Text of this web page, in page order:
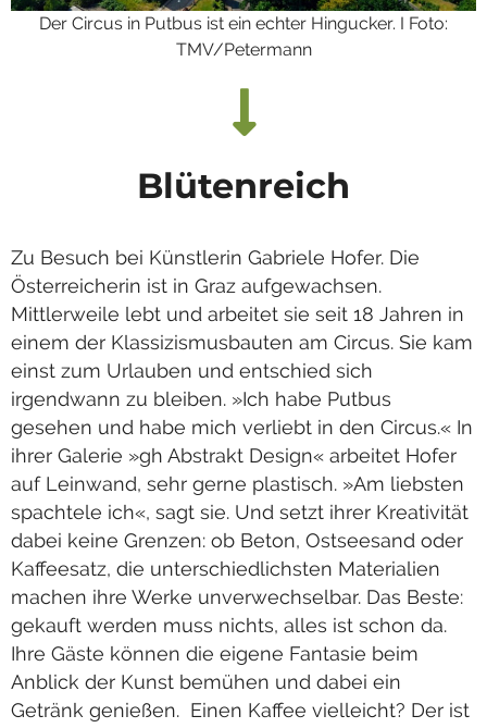
Der Circus in Putbus ist ein echter Hingucker. I Foto:
TMV/Petermann
Blütenreich
Zu Besuch bei Künstlerin Gabriele Hofer. Die
Österreicherin ist in Graz aufgewachsen.
Mittlerweile lebt und arbeitet sie seit 18 Jahren in
einem der Klassizismusbauten am Circus. Sie kam
einst zum Urlauben und entschied sich
irgendwann zu bleiben. »Ich habe Putbus
gesehen und habe mich verliebt in den Circus.« In
ihrer Galerie »gh Abstrakt Design« arbeitet Hofer
auf Leinwand, sehr gerne plastisch. »Am liebsten
spachtele ich«, sagt sie. Und setzt ihrer Kreativität
dabei keine Grenzen: ob Beton, Ostseesand oder
Kaffeesatz, die unterschiedlichsten Materialien
machen ihre Werke unverwechselbar. Das Beste:
gekauft werden muss nichts, alles ist schon da.
Ihre Gäste können die eigene Fantasie beim
Anblick der Kunst bemühen und dabei ein
Getränk genießen. Einen Kaffee vielleicht? Der ist